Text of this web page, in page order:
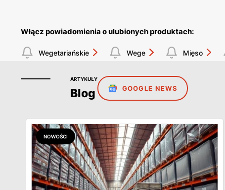
Włącz powiadomienia o ulubionych produktach:
Wegetariańskie Wege Mięso
ARTYKUŁY
Blog GOOGLE NEWS
NOWOŚCI